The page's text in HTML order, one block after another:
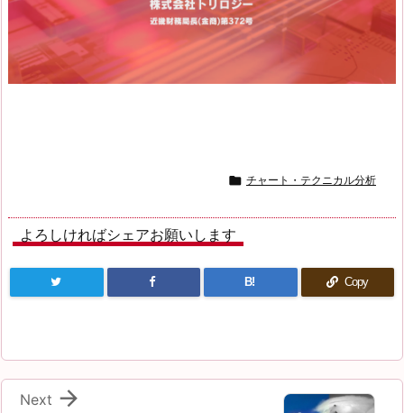
 チャート・テクニカル分析
よろしければシェアお願いします
B! Copy

Next